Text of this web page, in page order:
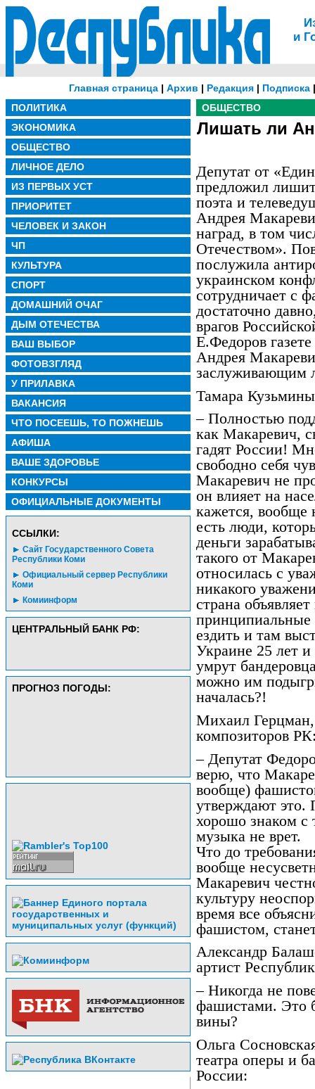
и
Главная страница | Архив | Редакция | Подписка
ПОЛИТИКА
ЭКОНОМИКА
ОБЩЕСТВО
ЛИЧНОЕ ДЕЛО
ИЗ ПЕРВЫХ УСТ
ПРИОРИТЕТ
ЧЕЛОВЕК И ЗАКОН
ЧП
КУЛЬТУРА
СПОРТ
ДОМАШНИЙ ОЧАГ
ДЫМ ОТЕЧЕСТВА
ВАШ ВЫБОР
ФОТОВЗГЛЯД
У ПРИЛАВКА
ВАКАНСИЯ
ЧТО ПОСЕЕШЬ, ТО ПОЖНЕШЬ
АФИША
ВАШЕ ЗДОРОВЬЕ
КОНКУРСЫ
ОФИЦИАЛЬНЫЕ ДОКУМЕНТЫ
CСЫЛКИ:
Сайт Государственного Совета
Республики Коми
Официальный сервер Республики
Коми
Комиинформ
ЦЕНТРАЛЬНЫЙ БАНК РФ:
ПРОГНОЗ ПОГОДЫ:
ОБЩЕСТВО
Лишать ли
Депутат от
предложил
поэта и
Андрея
наград, в том
Отечеством».
послужила
украинском
сотрудничает с
достаточно
врагов
Е.Федоров
Андрея
заслуживающим
Тамара
– Полностью
как Макаревич,
гадят России!
свободно себя
Макаревич не
он влияет на
кажется, вообще
есть люди,
деньги
такого от
относилась с
никакого
страна
принципиальные
ездить и там
Украине 25 лет
умрут
можно им
началась?!
Михаил Герцман,
композиторов
– Депутат
верю, что
вообще)
утверждают это.
хорошо знаком с
музыка не врет.
Что до
вообще
Макаревич
культуру
время все
фашистом,
Александр
артист
– Никогда не
фашистами. Это
вины?
Ольга
театра оперы и
России: